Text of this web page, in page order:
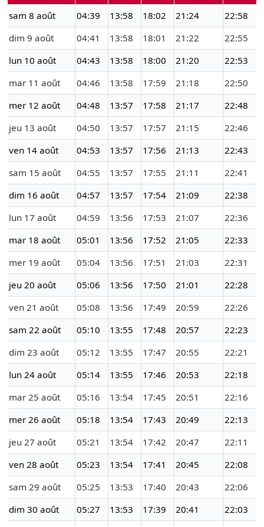
sam 8 août
04:39 13:58 18:02 21:24
22:58
dim 9 août
04:41 13:58 18:01 21:22
22:55
lun 10 août
04:43 13:58 18:00 21:20
22:53
mar 11 août
04:46 13:58 17:59 21:18
22:50
mer 12 août
04:48 13:57 17:58 21:17
22:48
jeu 13 août
04:50 13:57 17:57 21:15
22:46
ven 14 août
04:53 13:57 17:56 21:13
22:43
sam 15 août
04:55 13:57 17:55 21:11
22:41
dim 16 août
04:57 13:57 17:54 21:09
22:38
lun 17 août
04:59 13:56 17:53 21:07
22:36
mar 18 août
05:01 13:56 17:52 21:05
22:33
mer 19 août
05:04 13:56 17:51 21:03
22:31
jeu 20 août
05:06 13:56 17:50 21:01
22:28
ven 21 août
05:08 13:56 17:49 20:59
22:26
sam 22 août
05:10 13:55 17:48 20:57
22:23
dim 23 août
05:12 13:55 17:47 20:55
22:21
lun 24 août
05:14 13:55 17:46 20:53
22:18
mar 25 août
05:16 13:54 17:45 20:51
22:16
mer 26 août
05:18 13:54 17:43 20:49
22:13
jeu 27 août
05:21 13:54 17:42 20:47
22:11
ven 28 août
05:23 13:54 17:41 20:45
22:08
sam 29 août
05:25 13:53 17:40 20:43
22:06
dim 30 août
05:27 13:53 17:39 20:41
22:03